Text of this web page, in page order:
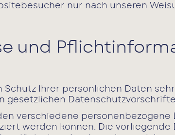
nur nach unseren
und
Schutz Ihrer persönlichen Daten
gesetzlichen
verschiedene
werden können. Die